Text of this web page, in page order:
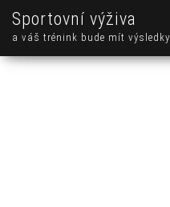
Sportovní výživa
a váš trénink bude mít výsledky